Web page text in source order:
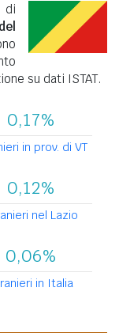
di
su dati ISTAT.
0,17%
in prov. di VT
0,12%
nel Lazio
0,06%
in Italia